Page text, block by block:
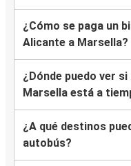
¿Cómo se paga un
Alicante a Marsella?
¿Dónde puedo ver
Marsella está a
¿A qué destinos
autobús?